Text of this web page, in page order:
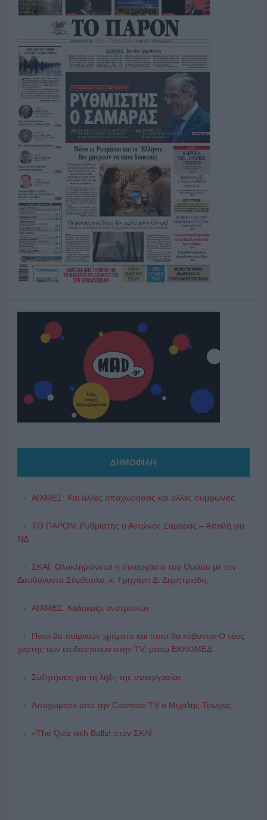
ΔΗΜΟΦΙΛΗ
ΑΙΧΜΕΣ: Και άλλες αποχωρήσεις και άλλες συμφωνίες
ΤΟ ΠΑΡΟΝ: Ρυθμιστής ο Αντώνης Σαμαράς – Απειλή για
ΝΔ
ΣΚΑΪ: Ολοκληρώνεται η συνεργασία του Ομίλου με τον
Διευθύνοντα Σύμβουλο, κ. Γρηγόρη Δ. Δημητριάδη,
ΑΙΧΜΕΣ: Καλοκαίρι ανατροπών
Ποιοι θα παίρνουν χρήματα και ποιοι θα κόβονται-Ο νέος
χάρτης των επιδοτήσεων στην TV, μέσω ΕΚΚΟΜΕΔ
Συζητήσεις για τη λήξη της συνεργασίας
Αποχώρησε από την Cosmote TV o Μιχάλης Τσώχος
«The Quiz with Balls! στον ΣΚΑΪ